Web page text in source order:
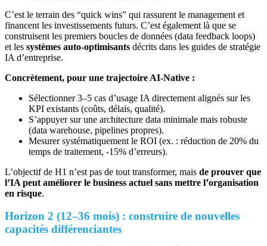
C’est le terrain des “quick wins” qui rassurent le management et
financent les investissements futurs. C’est également là que se
construisent les premiers boucles de données (data feedback loops)
et les systèmes auto‑optimisants décrits dans les guides de stratégie
IA d’entreprise.
Concrètement, pour une trajectoire AI‑Native :
Sélectionner 3–5 cas d’usage IA directement alignés sur les
KPI existants (coûts, délais, qualité).
S’appuyer sur une architecture data minimale mais robuste
(data warehouse, pipelines propres).
Mesurer systématiquement le ROI (ex. : réduction de 20% du
temps de traitement, -15% d’erreurs).
L’objectif de H1 n’est pas de tout transformer, mais de prouver que
l’IA peut améliorer le business actuel sans mettre l’organisation
en risque.
Horizon 2 (12–36 mois) : construire de nouvelles
capacités différenciantes